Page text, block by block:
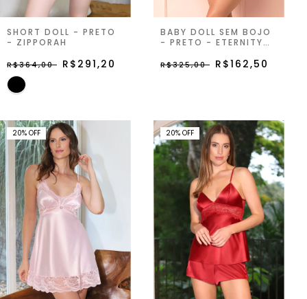
SHORT DOLL - PRETO
- ZIPPORAH
R$364,00 R$291,20
BABY DOLL SEM BOJO
- PRETO - ETERNITY
R$325,00 R$162,50
20% OFF 20% OFF